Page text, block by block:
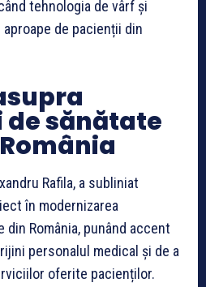
tehnologia de vârf și
de pacienții din
sănătate
Rafila, a subliniat
în modernizarea
România, punând accent
personalul medical și de a
oferite pacienților.